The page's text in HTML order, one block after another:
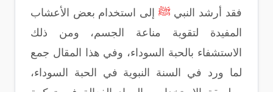
فقد أرشد النبيﷺ إلى استخدام بعض الأعشاب
المفيدة لتقوية مناعة الجسم، ومن ذلك
الاستشفاء بالحبة السوداء، وفي هذا المقال جمع
لما ورد في السنة النبوية في الحبة السوداء،